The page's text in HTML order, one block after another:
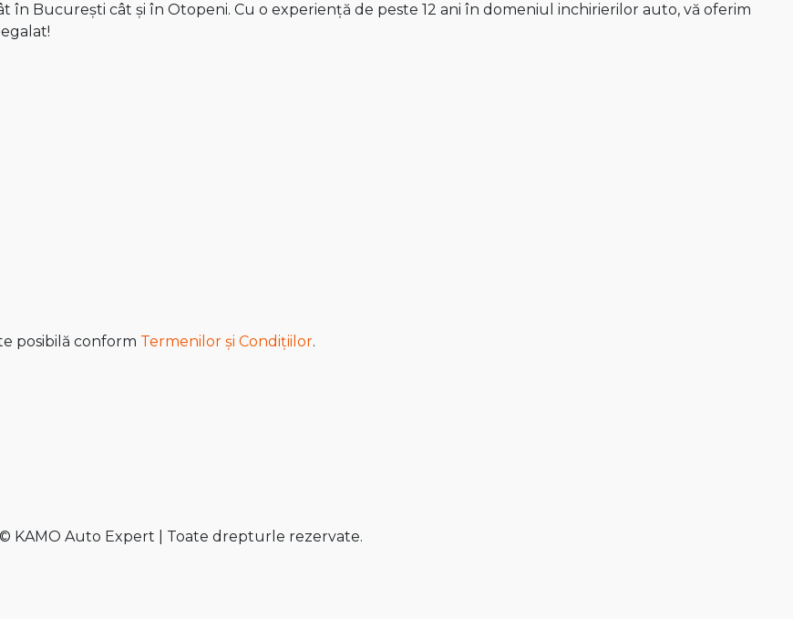
în București cât și în Otopeni. Cu o experiență de peste 12 ani în domeniul inchirierilor auto, vă oferim
posibilă conform Termenilor și Condițiilor.
© KAMO Auto Expert | Toate drepturle rezervate.